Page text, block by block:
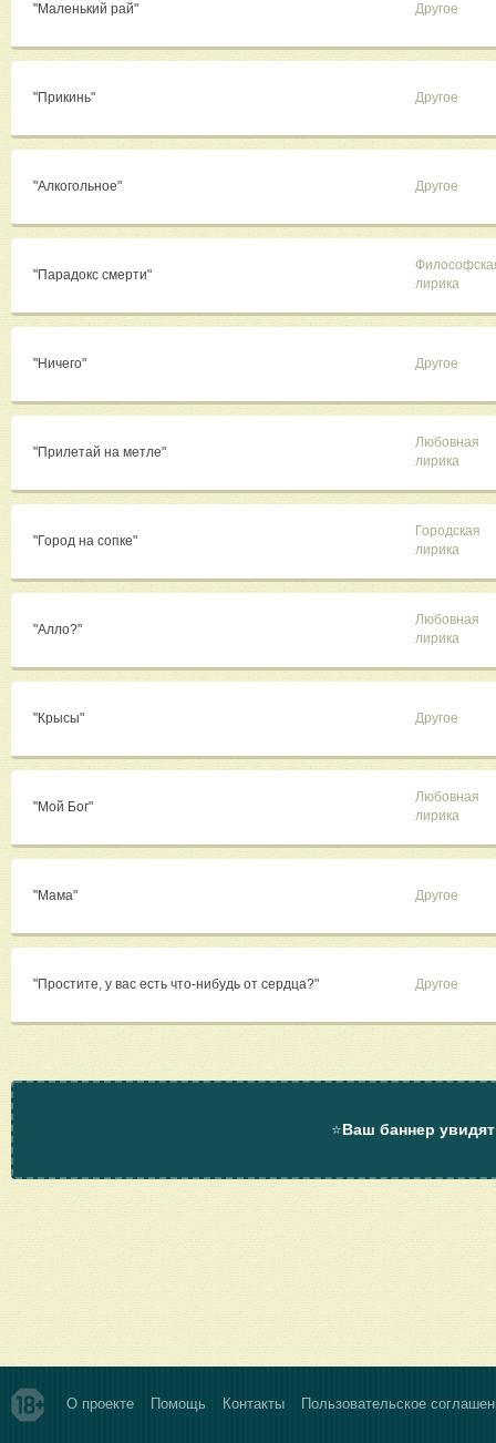
"Маленький рай" Другое
"Прикинь" Другое
"Алкогольное" Другое
"Парадокс смерти"
лирика
"Ничего" Другое
"Прилетай на метле"
Любовная
лирика
"Город на сопке"
Городская
лирика
"Алло?"
Любовная
лирика
"Крысы" Другое
"Мой Бог"
Любовная
лирика
"Мама" Другое
"Простите, у вас есть что-нибудь от сердца?" Другое
⭐Ваш баннер
О проекте Помощь Контакты Пользовательское